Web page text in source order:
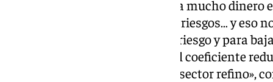
Añadiendo, «el empresario gasta mucho
medio ambiente, prevención de riesgos… y eso
nuestra actividad deja de tener riesgo y para
la edad de jubilación a través del coeficiente
trabajadores y trabajadoras del sector refino»,